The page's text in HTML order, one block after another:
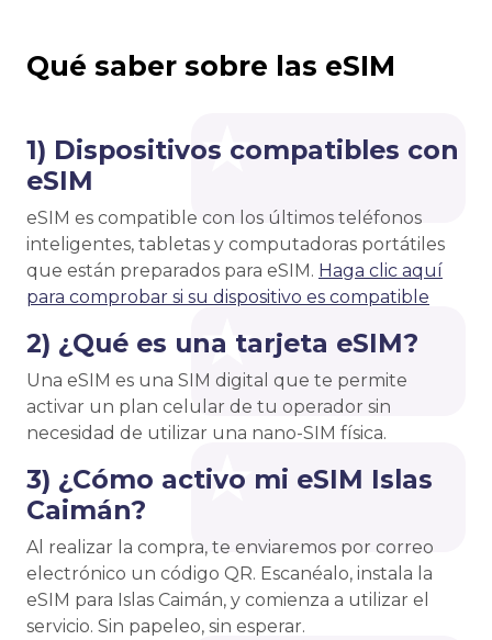
Qué saber sobre las eSIM
1) Dispositivos compatibles con
eSIM
eSIM es compatible con los últimos teléfonos
inteligentes, tabletas y computadoras portátiles
que están preparados para eSIM. Haga clic aquí
para comprobar si su dispositivo es compatible
2) ¿Qué es una tarjeta eSIM?
Una eSIM es una SIM digital que te permite
activar un plan celular de tu operador sin
necesidad de utilizar una nano-SIM física.
3) ¿Cómo activo mi eSIM Islas
Caimán?
Al realizar la compra, te enviaremos por correo
electrónico un código QR. Escanéalo, instala la
eSIM para Islas Caimán, y comienza a utilizar el
servicio. Sin papeleo, sin esperar.